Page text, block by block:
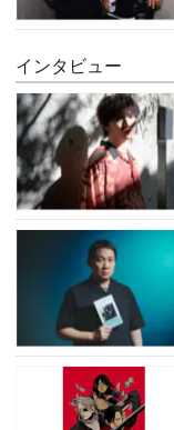
インタビュー